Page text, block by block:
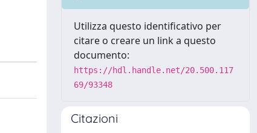
Utilizza questo identificativo per
citare o creare un link a questo
documento:
https://hdl.handle.net/20.500.117
69/93348
Citazioni